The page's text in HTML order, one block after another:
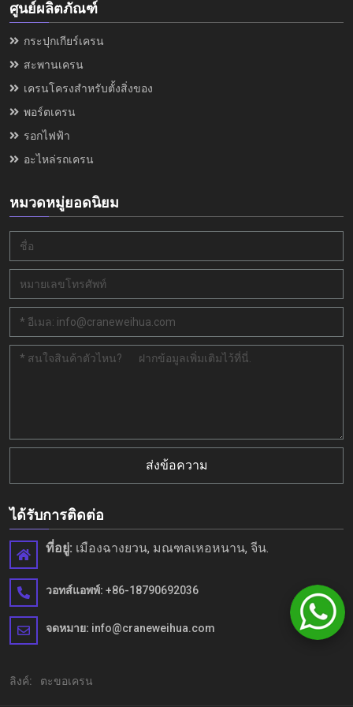
ศูนย์ผลิตภัณฑ์
กระปุกเกียร์เครน
สะพานเครน
เครนโครงสำหรับตั้งสิ่งของ
พอร์ตเครน
รอกไฟฟ้า
อะไหล่รถเครน
หมวดหมู่ยอดนิยม
ส่งข้อความ
ได้รับการติดต่อ
ที่อยู่: เมืองฉางยวน, มณฑลเหอหนาน, จีน.
วอทส์แอพพ์: +86-18790692036
จดหมาย: info@craneweihua.com
ลิงค์: ตะขอเครน